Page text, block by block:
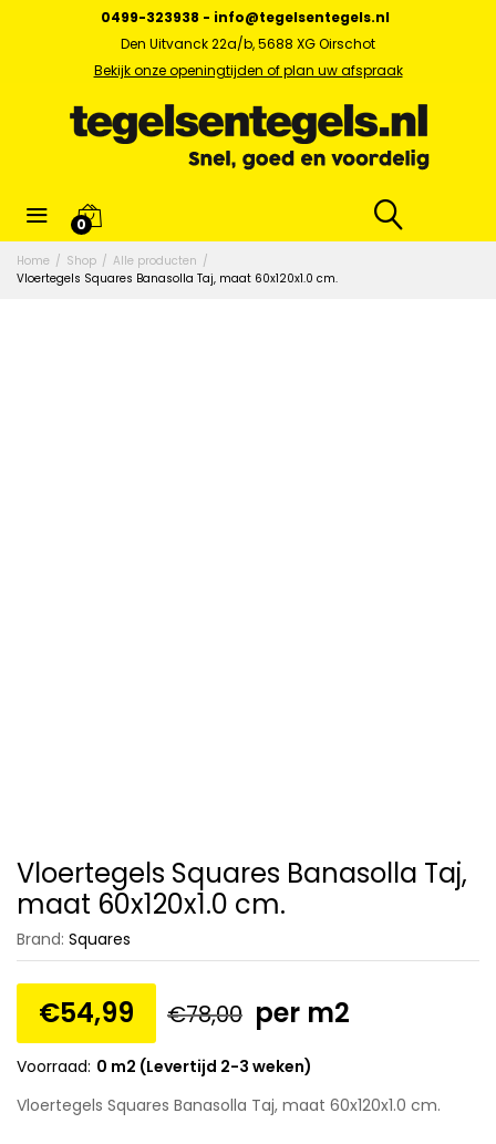
0499-323938 - info@tegelsentegels.nl
Den Uitvanck 22a/b, 5688 XG Oirschot
Bekijk onze openingtijden of plan uw afspraak
0
Home / Shop / Alle producten /
Vloertegels Squares Banasolla Taj, maat 60x120x1.0 cm.
Vloertegels Squares Banasolla Taj,
maat 60x120x1.0 cm.
Brand: Squares
€54,99 €78,00 per m2
Voorraad: 0 m2 (Levertijd 2-3 weken)
Vloertegels Squares Banasolla Taj, maat 60x120x1.0 cm.